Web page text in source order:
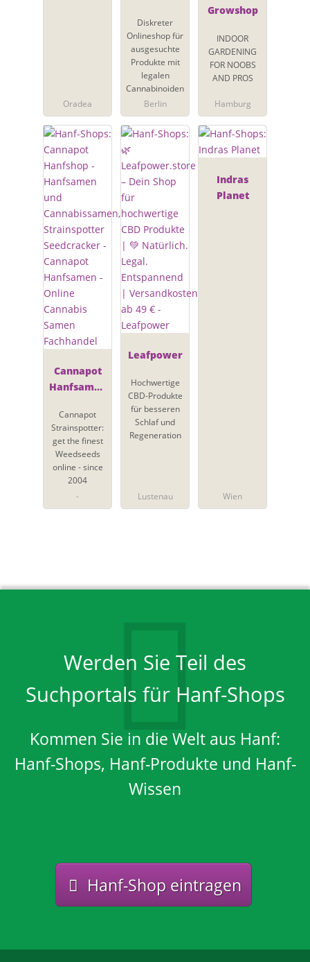
Oradea
Diskreter
Onlineshop für
ausgesuchte
Produkte mit
legalen
Cannabinoiden
Berlin
Growshop
INDOOR
GARDENING
FOR NOOBS
AND PROS
Hamburg
Cannapot
Hanfsamen
Cannabis
Samen
Fachhandel
Cannapot
Strainspotter:
get the finest
Weedseeds
online - since
2004
-
Leafpower
Hochwertige
CBD-Produkte
für besseren
Schlaf und
Regeneration
Lustenau
Indras
Planet
Wien
Werden Sie Teil des
Suchportals für Hanf-Shops
Kommen Sie in die Welt aus Hanf:
Hanf-Shops, Hanf-Produkte und Hanf-
Wissen
Hanf-Shop eintragen